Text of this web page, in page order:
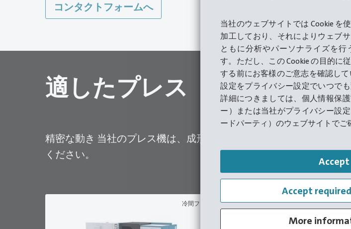
当社のウェブサイトでは Cookie を
加工しており、それによりウェブ
ともに分析やパーソナライズを行
す。ただし、この Cookie の目的に
する前にお客様のご意志を確認し
設定をプライバシー設定でいつで
詳細につきましては、個人情報保
ー）または当社がプライバシー設
ードパーティ）のウェブサイトでご
Accept
Accept
More
コンタクトフォームへ
適したプレス
精密な動き 当社のプレス機は、成形技術の新たな基準を打ち立て
ください。
冷間フォーマー